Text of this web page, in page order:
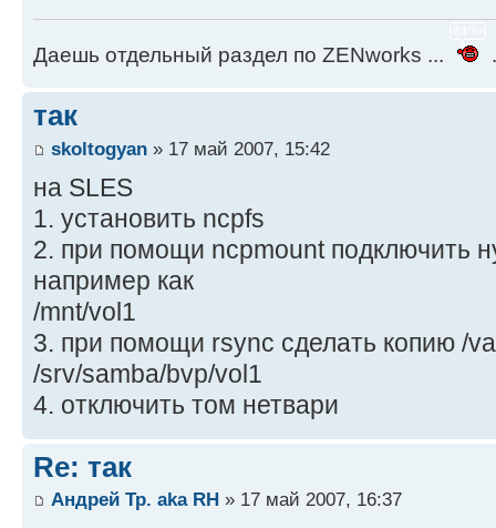
Даешь отдельный раздел по ZENworks ...
так
skoltogyan » 17 май 2007, 15:42
на SLES
1. установить ncpfs
2. при помощи ncpmount подключить
например как
/mnt/vol1
3. при помощи rsync сделать копию /
/srv/samba/bvp/vol1
4. отключить том нетвари
Re: так
Андрей Тр. aka RH » 17 май 2007, 16:37